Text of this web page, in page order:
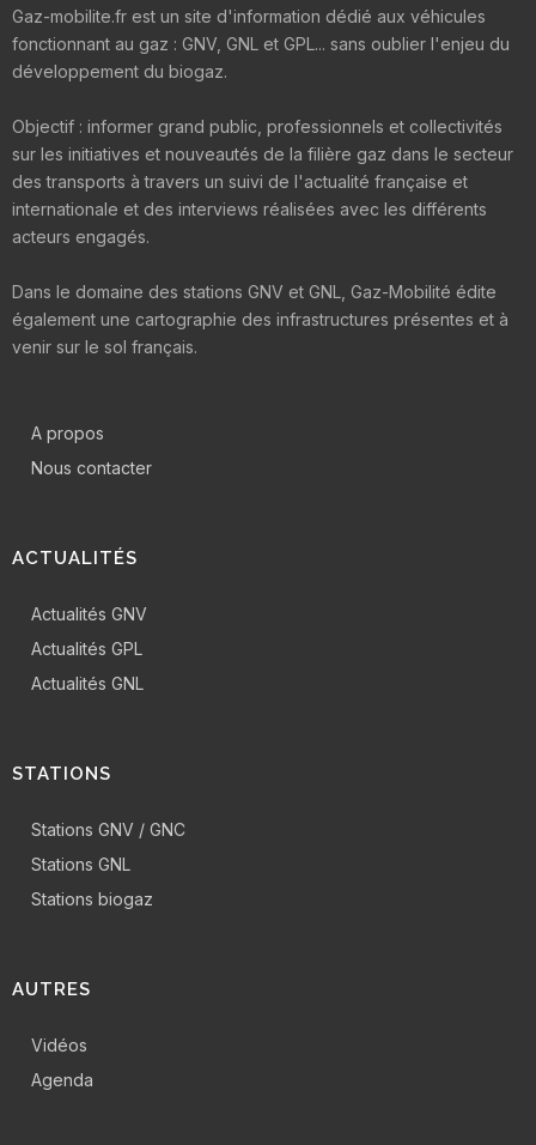
Gaz-mobilite.fr est un site d'information dédié aux véhicules
fonctionnant au gaz : GNV, GNL et GPL... sans oublier l'enjeu du
développement du biogaz.
Objectif : informer grand public, professionnels et collectivités
sur les initiatives et nouveautés de la filière gaz dans le secteur
des transports à travers un suivi de l'actualité française et
internationale et des interviews réalisées avec les différents
acteurs engagés.
Dans le domaine des stations GNV et GNL, Gaz-Mobilité édite
également une cartographie des infrastructures présentes et à
venir sur le sol français.
A propos
Nous contacter
ACTUALITÉS
Actualités GNV
Actualités GPL
Actualités GNL
STATIONS
Stations GNV / GNC
Stations GNL
Stations biogaz
AUTRES
Vidéos
Agenda